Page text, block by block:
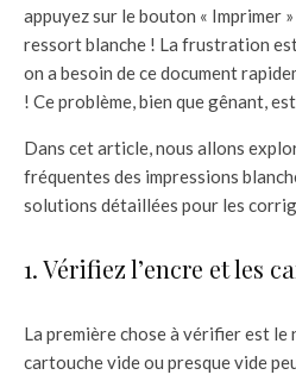
appuyez sur le bouton « Imprimer
ressort blanche ! La frustration
on a besoin de ce document
! Ce problème, bien que gênant,
Dans cet article, nous allons
fréquentes des impressions
solutions détaillées pour les
1. Vérifiez l’encre et les
La première chose à vérifier est le
cartouche vide ou presque vide